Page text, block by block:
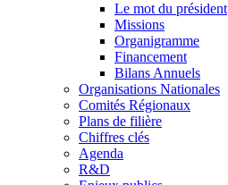
Le mot du président
Missions
Organigramme
Financement
Bilans Annuels
Organisations Nationales
Comités Régionaux
Plans de filière
Chiffres clés
Agenda
R&D